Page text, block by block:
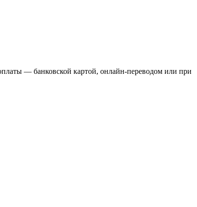
— банковской картой, онлайн-переводом или при